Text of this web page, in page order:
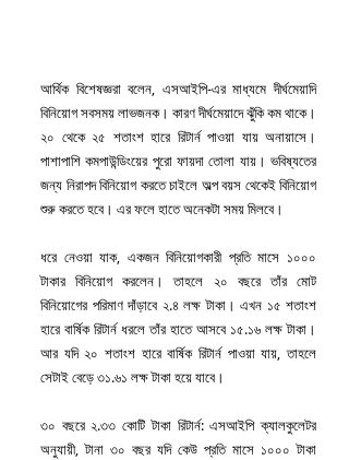
আর্থিক বিশেষজ্ঞরা বলেন, এসআইপি-এর মাধ্যমে দীর্ঘমেয়াদি
বিনিয়োগ সবসময় লাভজনক। কারণ দীর্ঘমেয়াদে ঝুঁকি কম থাকে।
২০ থেকে ২৫ শতাংশ হারে রিটার্ন পাওয়া যায় অনায়াসে।
পাশাপাশি কমপাউন্ডিংয়ের পুরো ফায়দা তোলা যায়। ভবিষ্যতের
জন্য নিরাপদ বিনিয়োগ করতে চাইলে অল্প বয়স থেকেই বিনিয়োগ
শুরু করতে হবে। এর ফলে হাতে অনেকটা সময় মিলবে।
ধরে নেওয়া যাক, একজন বিনিয়োগকারী প্রতি মাসে ১০০০
টাকার বিনিয়োগ করলেন। তাহলে ২০ বছরে তাঁর মোট
বিনিয়োগের পরিমাণ দাঁড়াবে ২.৪ লক্ষ টাকা। এখন ১৫ শতাংশ
হারে বার্ষিক রিটার্ন ধরলে তাঁর হাতে আসবে ১৫.১৬ লক্ষ টাকা।
আর যদি ২০ শতাংশ হারে বার্ষিক রিটার্ন পাওয়া যায়, তাহলে
সেটাই বেড়ে ৩১.৬১ লক্ষ টাকা হয়ে যাবে।
৩০ বছরে ২.৩৩ কোটি টাকা রিটার্ন: এসআইপি ক্যালকুলেটর
অনুযায়ী, টানা ৩০ বছর যদি কেউ প্রতি মাসে ১০০০ টাকা